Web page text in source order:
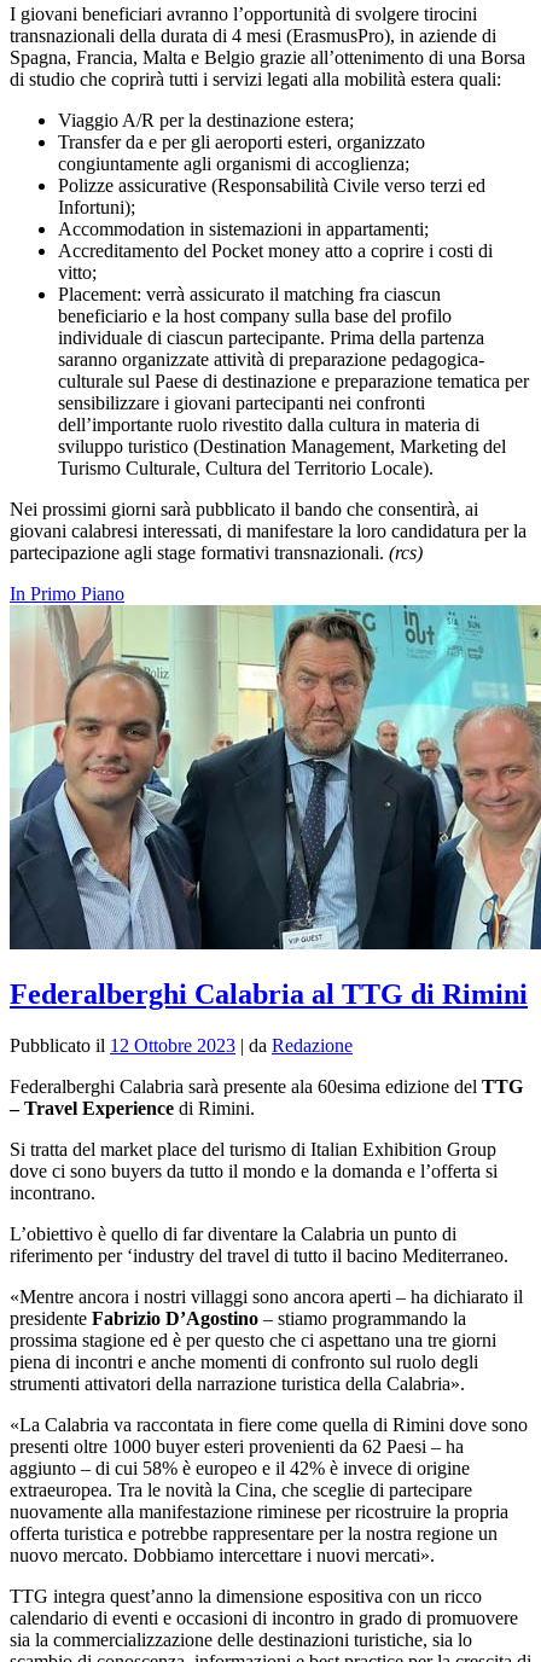
I giovani beneficiari avranno l’opportunità di svolgere tirocini
transnazionali della durata di 4 mesi (ErasmusPro), in aziende di
Spagna, Francia, Malta e Belgio grazie all’ottenimento di una Borsa
di studio che coprirà tutti i servizi legati alla mobilità estera quali:
Viaggio A/R per la destinazione estera;
Transfer da e per gli aeroporti esteri, organizzato
congiuntamente agli organismi di accoglienza;
Polizze assicurative (Responsabilità Civile verso terzi ed
Infortuni);
Accommodation in sistemazioni in appartamenti;
Accreditamento del Pocket money atto a coprire i costi di
vitto;
Placement: verrà assicurato il matching fra ciascun
beneficiario e la host company sulla base del profilo
individuale di ciascun partecipante. Prima della partenza
saranno organizzate attività di preparazione pedagogica-
culturale sul Paese di destinazione e preparazione tematica per
sensibilizzare i giovani partecipanti nei confronti
dell’importante ruolo rivestito dalla cultura in materia di
sviluppo turistico (Destination Management, Marketing del
Turismo Culturale, Cultura del Territorio Locale).
Nei prossimi giorni sarà pubblicato il bando che consentirà, ai
giovani calabresi interessati, di manifestare la loro candidatura per la
partecipazione agli stage formativi transnazionali. (rcs)
In Primo Piano
Federalberghi Calabria al TTG di Rimini
Pubblicato il 12 Ottobre 2023 | da Redazione
Federalberghi Calabria sarà presente ala 60esima edizione del TTG
– Travel Experience di Rimini.
Si tratta del market place del turismo di Italian Exhibition Group
dove ci sono buyers da tutto il mondo e la domanda e l’offerta si
incontrano.
L’obiettivo è quello di far diventare la Calabria un punto di
riferimento per ‘industry del travel di tutto il bacino Mediterraneo.
«Mentre ancora i nostri villaggi sono ancora aperti – ha dichiarato il
presidente Fabrizio D’Agostino – stiamo programmando la
prossima stagione ed è per questo che ci aspettano una tre giorni
piena di incontri e anche momenti di confronto sul ruolo degli
strumenti attivatori della narrazione turistica della Calabria».
«La Calabria va raccontata in fiere come quella di Rimini dove sono
presenti oltre 1000 buyer esteri provenienti da 62 Paesi – ha
aggiunto – di cui 58% è europeo e il 42% è invece di origine
extraeuropea. Tra le novità la Cina, che sceglie di partecipare
nuovamente alla manifestazione riminese per ricostruire la propria
offerta turistica e potrebbe rappresentare per la nostra regione un
nuovo mercato. Dobbiamo intercettare i nuovi mercati».
TTG integra quest’anno la dimensione espositiva con un ricco
calendario di eventi e occasioni di incontro in grado di promuovere
sia la commercializzazione delle destinazioni turistiche, sia lo